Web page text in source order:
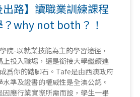
出路】讀職業訓練課程
？why not both？！
院-以就業技能為主的學習途徑，
投入職場，還是銜接大學繼續進
爲你的踏脚石。Tafe是由西澳政府
準及證書的權威性是全澳公認。
應行業實際所需而設，學生一畢